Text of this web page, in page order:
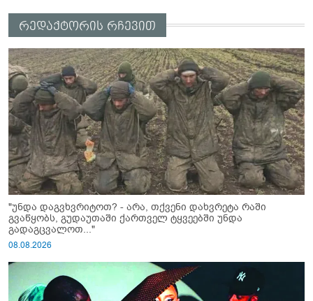
რედაქტორის რჩევით
"უნდა დაგვხვრიტოთ? - არა, თქვენი დახვრეტა რაში
გვაწყობს, გუდაუთაში ქართველ ტყვეებში უნდა
გადაგცვალოთ..."
08.08.2026